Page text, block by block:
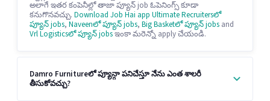
అలాగే ఇతర కంపెనీల్లో తాజా ప్యూన్ job ఓపెనింగ్స్ కూడా
కనుగొనవచ్చు. Download Job Hai app Ultimate Recruitersలో
ప్యూన్ jobs, Naveenలో ప్యూన్ jobs, Big Basketలో ప్యూన్ jobs and
Vrl Logisticsలో ప్యూన్ jobsఇంకా మరెన్నో apply చేయండి.
Damro Furnitureలో ప్యూన్గా పనిచేస్తూ నేను ఎంత శాలరీ
తీసుకోవచ్చు?